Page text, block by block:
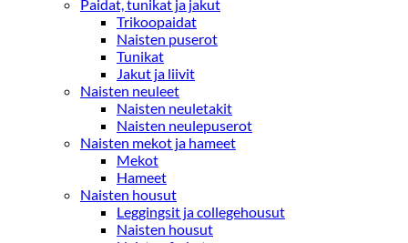
Paidat, tunikat ja jakut
Trikoopaidat
Naisten puserot
Tunikat
Jakut ja liivit
Naisten neuleet
Naisten neuletakit
Naisten neulepuserot
Naisten mekot ja hameet
Mekot
Hameet
Naisten housut
Leggingsit ja collegehousut
Naisten housut